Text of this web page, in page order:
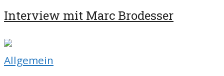
Interview mit Marc Brodesser
Allgemein